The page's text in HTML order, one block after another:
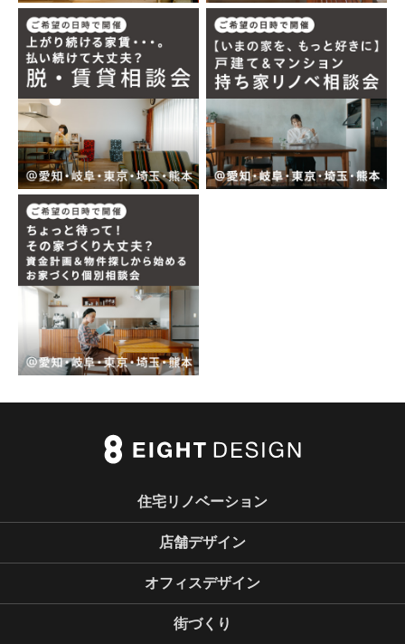
住宅リノベーション
店舗デザイン
オフィスデザイン
街づくり